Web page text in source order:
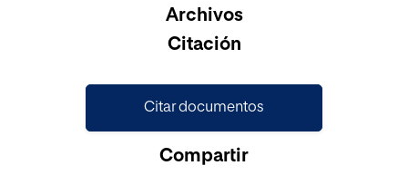
Archivos
Citación
Citar documentos
Compartir